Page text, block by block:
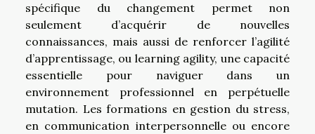
spécifique du changement permet non
seulement d’acquérir de nouvelles
connaissances, mais aussi de renforcer l’agilité
d’apprentissage, ou learning agility, une capacité
essentielle pour naviguer dans un
environnement professionnel en perpétuelle
mutation. Les formations en gestion du stress,
en communication interpersonnelle ou encore